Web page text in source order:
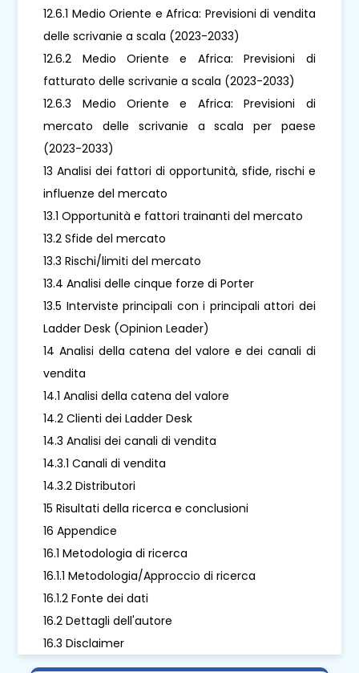
12.6.1 Medio Oriente e Africa: Previsioni di vendita
delle scrivanie a scala (2023-2033)
12.6.2 Medio Oriente e Africa: Previsioni di
fatturato delle scrivanie a scala (2023-2033)
12.6.3 Medio Oriente e Africa: Previsioni di
mercato delle scrivanie a scala per paese
(2023-2033)
13 Analisi dei fattori di opportunità, sfide, rischi e
influenze del mercato
13.1 Opportunità e fattori trainanti del mercato
13.2 Sfide del mercato
13.3 Rischi/limiti del mercato
13.4 Analisi delle cinque forze di Porter
13.5 Interviste principali con i principali attori dei
Ladder Desk (Opinion Leader)
14 Analisi della catena del valore e dei canali di
vendita
14.1 Analisi della catena del valore
14.2 Clienti dei Ladder Desk
14.3 Analisi dei canali di vendita
14.3.1 Canali di vendita
14.3.2 Distributori
15 Risultati della ricerca e conclusioni
16 Appendice
16.1 Metodologia di ricerca
16.1.1 Metodologia/Approccio di ricerca
16.1.2 Fonte dei dati
16.2 Dettagli dell'autore
16.3 Disclaimer